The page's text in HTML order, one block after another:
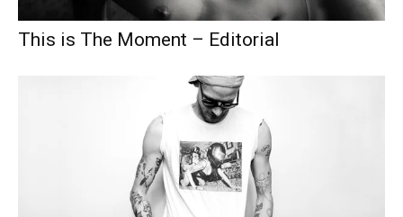
This is The Moment – Editorial